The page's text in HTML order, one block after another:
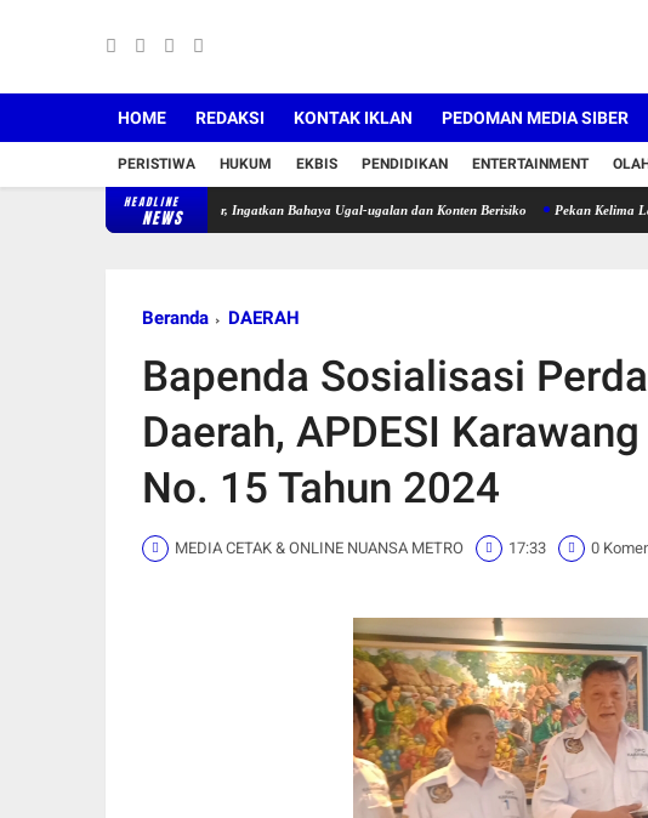
HOME REDAKSI KONTAK IKLAN PEDOMAN MEDIA SIBER
PERISTIWA HUKUM EKBIS PENDIDIKAN ENTERTAINMENT
HEADLINE
NEWS
Tegur Pengendara Motor, Ingatkan Bahaya Ugal-ugalan dan Konten Berisiko Pekan Kelima Langit Biru
Beranda DAERAH
Bapenda Sosialisasi
Daerah, APDESI
No. 15 Tahun 2024
MEDIA CETAK & ONLINE NUANSA METRO 17:33 0